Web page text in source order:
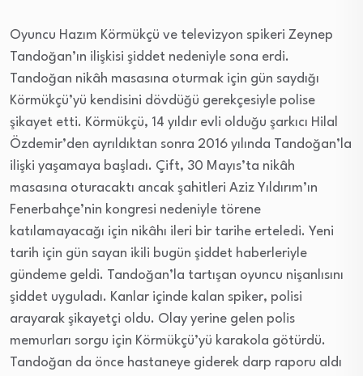
Oyuncu Hazım Körmükçü ve televizyon spikeri Zeynep
Tandoğan’ın ilişkisi şiddet nedeniyle sona erdi.
Tandoğan nikâh masasına oturmak için gün saydığı
Körmükçü’yü kendisini dövdüğü gerekçesiyle polise
şikayet etti. Körmükçü, 14 yıldır evli olduğu şarkıcı Hilal
Özdemir’den ayrıldıktan sonra 2016 yılında Tandoğan’la
ilişki yaşamaya başladı. Çift, 30 Mayıs’ta nikâh
masasına oturacaktı ancak şahitleri Aziz Yıldırım’ın
Fenerbahçe’nin kongresi nedeniyle törene
katılamayacağı için nikâhı ileri bir tarihe erteledi. Yeni
tarih için gün sayan ikili bugün şiddet haberleriyle
gündeme geldi. Tandoğan’la tartışan oyuncu nişanlısını
şiddet uyguladı. Kanlar içinde kalan spiker, polisi
arayarak şikayetçi oldu. Olay yerine gelen polis
memurları sorgu için Körmükçü’yü karakola götürdü.
Tandoğan da önce hastaneye giderek darp raporu aldı